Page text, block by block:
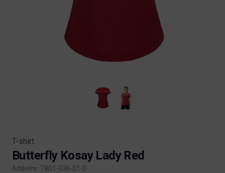
T-shirt
Butterfly Kosay Lady Red
Artikelnr. 7801-336-01-D